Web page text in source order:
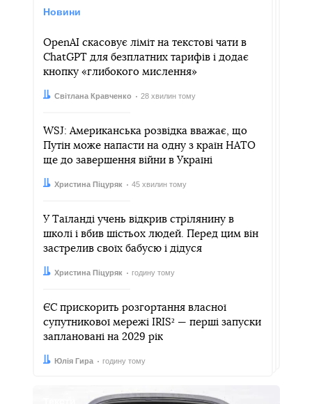
Новини
OpenAI скасовує ліміт на текстові чати в
ChatGPT для безплатних тарифів і додає
кнопку «глибокого мислення»
Автор:
Світлана Кравченко
Дата: 28 хвилин тому
WSJ: Американська розвідка вважає, що
Путін може напасти на одну з країн НАТО
ще до завершення війни в Україні
Автор:
Христина Піцуряк
Дата: 45 хвилин тому
У Таїланді учень відкрив стрілянину в
школі і вбив шістьох людей. Перед цим він
застрелив своїх бабусю і дідуся
Автор:
Христина Піцуряк
Дата: годину тому
ЄС прискорить розгортання власної
супутникової мережі IRIS² — перші запуски
заплановані на 2029 рік
Автор:
Юлія Гира
Дата: годину тому